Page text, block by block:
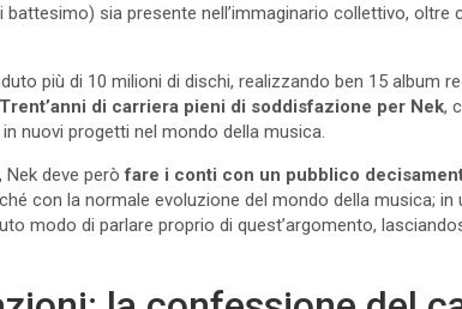
sia presente nell’immaginario collettivo, oltre
più di 10 milioni di dischi, realizzando ben 15 album
Trent’anni di carriera pieni di soddisfazione per Nek,
nuovi progetti nel mondo della musica.
Nek deve peròfare i conti con un pubblico
con la normale evoluzione del mondo della musica; in
modo di parlare proprio di quest’argomento,